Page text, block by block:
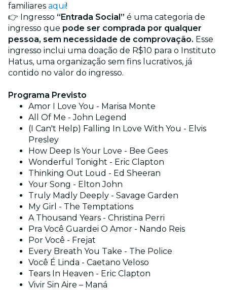
familiares aqui!
👉 Ingresso “Entrada Social” é uma categoria de
ingresso que pode ser comprada por qualquer
pessoa, sem necessidade de comprovação. Esse
ingresso inclui uma doação de R$10 para o Instituto
Hatus, uma organização sem fins lucrativos, já
contido no valor do ingresso.
Programa Previsto
Amor I Love You - Marisa Monte
All Of Me - John Legend
(I Can't Help) Falling In Love With You - Elvis
Presley
How Deep Is Your Love - Bee Gees
Wonderful Tonight - Eric Clapton
Thinking Out Loud - Ed Sheeran
Your Song - Elton John
Truly Madly Deeply - Savage Garden
My Girl - The Temptations
A Thousand Years - Christina Perri
Pra Você Guardei O Amor - Nando Reis
Por Você - Frejat
Every Breath You Take - The Police
Você É Linda - Caetano Veloso
Tears In Heaven - Eric Clapton
Vivir Sin Aire – Maná